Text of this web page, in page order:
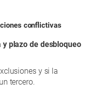
conflictivas
plazo de desbloqueo
y si la
tercero.